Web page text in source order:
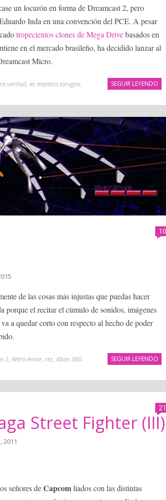
un locurón en forma de Dreamcast 2, pero
Inda en una convención del PCE. A pesar
tropecientos clones de Mega Drivebasados en
en el mercado brasileño, ha decidido lanzar al
Micro.
SEGUIR LEYENDO
verdad, es mentira tarugos.
10
de las cosas más injustas que puedas hacer
porque el recitar el cúmulo de sonidos, imágenes
a quedar corto con respecto al hecho de poder
SEGUIR LEYENDO
2, Retro Amor, rez,Xbox 360.
21
Street Fighter (III)
2011
señores deCapcomliados con las distintas